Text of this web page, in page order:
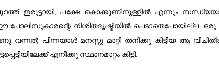
ഇരുട്ടായി, പക്ഷേ കൊക്കൂണിനുള്ളിൽ എന്നും
നിശിതദൃഷ്ടിയിൽ പെടാതെപോയില്ല. ഒരു
പിന്നയാൾ മനസ്സു മാറ്റി തനിക്കു കിട്ടിയ ആ
എനിക്കു സ്ഥാനമാറ്റം കിട്ടി.